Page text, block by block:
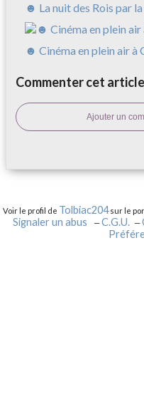
☻ La nuit des Rois par
☻ Cinéma en plein air à
Commenter cet article
Ajouter un
Voir le profil de Tolbiac204sur le
Signaler un abus
C.G.U.